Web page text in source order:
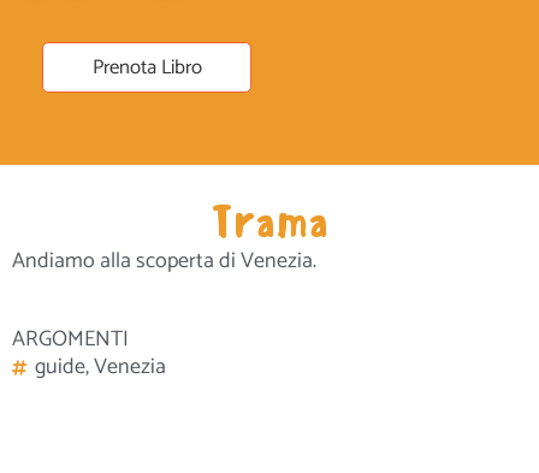
Prenota Libro
Trama
Andiamo alla scoperta di Venezia.
ARGOMENTI
guide,Venezia